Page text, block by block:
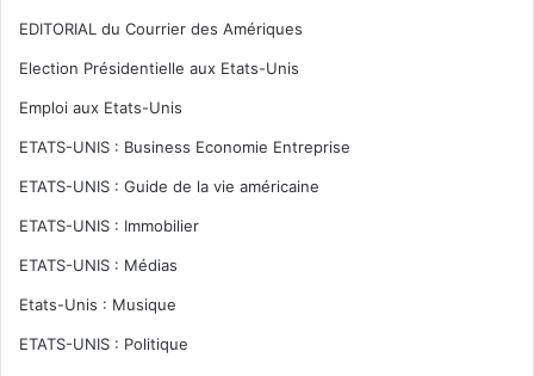
EDITORIAL du Courrier des Amériques
Election Présidentielle aux Etats-Unis
Emploi aux Etats-Unis
ETATS-UNIS : Business Economie Entreprise
ETATS-UNIS : Guide de la vie américaine
ETATS-UNIS : Immobilier
ETATS-UNIS : Médias
Etats-Unis : Musique
ETATS-UNIS : Politique